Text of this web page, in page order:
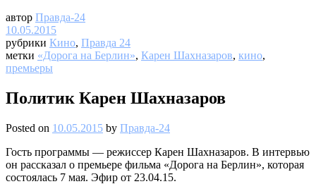
автор Правда-24
10.05.2015
рубрики Кино, Правда 24
метки «Дорога на Берлин», Карен Шахназаров, кино,
премьеры
Политик Карен Шахназаров
Posted on 10.05.2015 by Правда-24
Гость программы — режиссер Карен Шахназаров. В интервью
он рассказал о премьере фильма «Дорога на Берлин», которая
состоялась 7 мая. Эфир от 23.04.15.